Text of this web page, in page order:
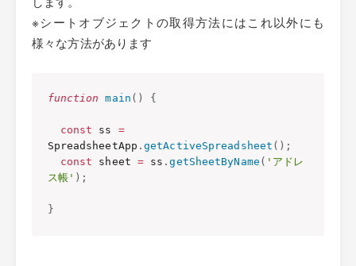
※シートオブジェクトの取得方法にはこれ以外にも
様々な方法があります
function main ( ) {
const ss =
SpreadsheetApp .getActiveSpreadsheet ( ) ;
const sheet = ss .getSheetByName ( 'アドレ
ス帳' ) ;
}